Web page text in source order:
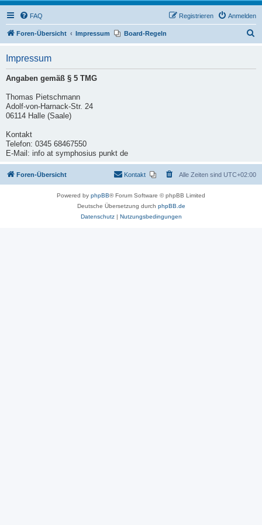
FAQ Anmelden
Registrieren
Foren-Übersicht Impressum Board-Regeln
Impressum
Angaben gemäß § 5 TMG
Thomas Pietschmann
Adolf-von-Harnack-Str. 24
06114 Halle (Saale)
Kontakt
Telefon: 0345 68467550
E-Mail: info at symphosius punkt de
Foren-Übersicht Alle Zeiten sind UTC+02:00
Kontakt
Powered by phpBB® Forum Software © phpBB Limited
Deutsche Übersetzung durch phpBB.de
Datenschutz| Nutzungsbedingungen